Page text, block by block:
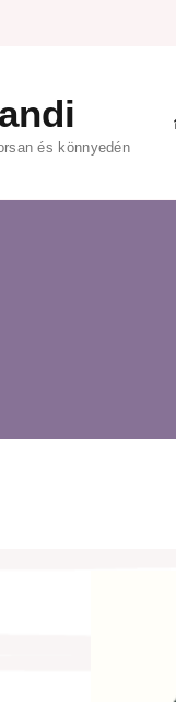
és könnyedén